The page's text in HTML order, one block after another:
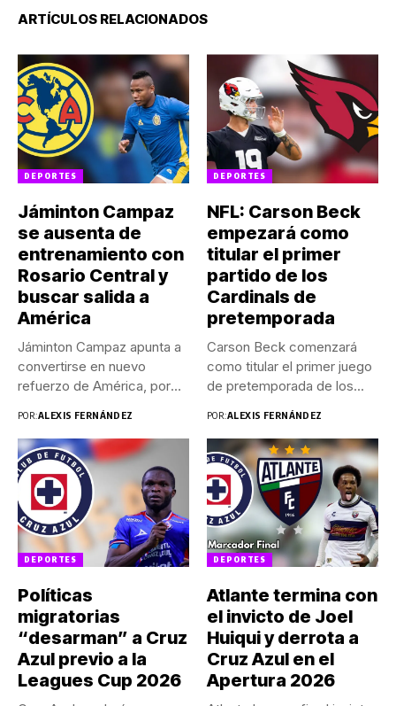
ARTÍCULOS RELACIONADOS
DEPORTES
Jáminton Campaz
se ausenta de
entrenamiento con
Rosario Central y
buscar salida a
América
Jáminton Campaz apunta a
convertirse en nuevo
refuerzo de América, por
POR:ALEXIS FERNÁNDEZ
DEPORTES
NFL: Carson Beck
empezará como
titular el primer
partido de los
Cardinals de
pretemporada
Carson Beck comenzará
como titular el primer juego
de pretemporada de los...
POR:ALEXIS FERNÁNDEZ
DEPORTES
Políticas
migratorias
“desarman” a Cruz
Azul previo a la
Leagues Cup 2026
DEPORTES
Atlante termina con
el invicto de Joel
Huiqui y derrota a
Cruz Azul en el
Apertura 2026